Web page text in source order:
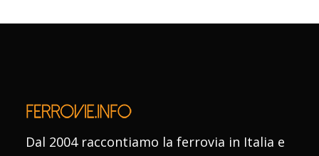
Dal 2004 raccontiamo la ferrovia in Italia e